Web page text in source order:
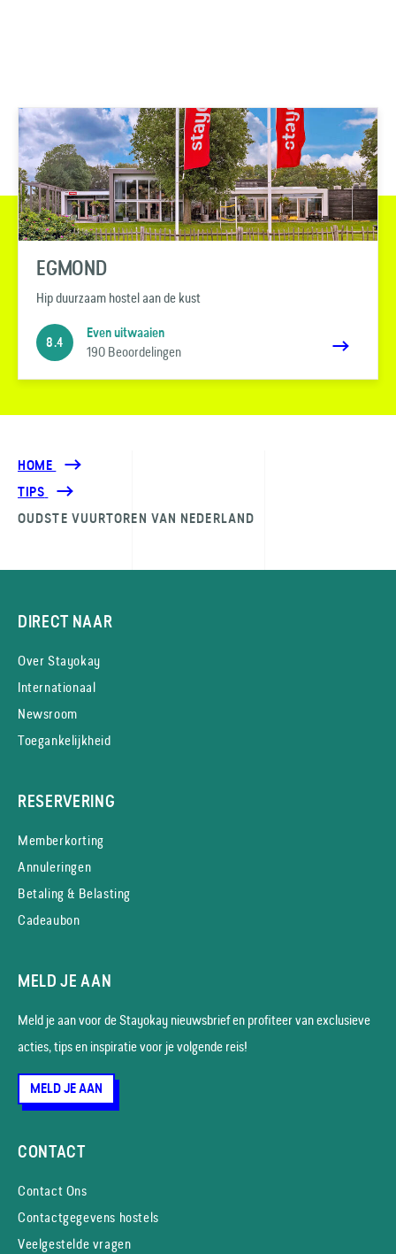
EGMOND
Hip duurzaam hostel aan de kust
8.4
Even uitwaaien
190 Beoordelingen
HOME
TIPS
OUDSTE VUURTOREN VAN NEDERLAND
DIRECT NAAR
Over Stayokay
Internationaal
Newsroom
Toegankelijkheid
RESERVERING
Memberkorting
Annuleringen
Betaling & Belasting
Cadeaubon
MELD JE AAN
Meld je aan voor de Stayokay nieuws­brief en profiteer van exclusieve
acties, tips en inspiratie voor je volgende reis!
MELD JE AAN
CONTACT
Contact Ons
Contactgegevens hostels
Veelgestelde vragen